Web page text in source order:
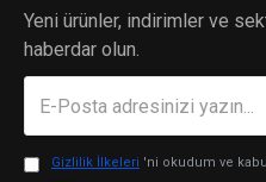
Yeni ürünler, indirimler ve
haberdar olun.
Gizlilik İlkeleri 'ni okudum ve